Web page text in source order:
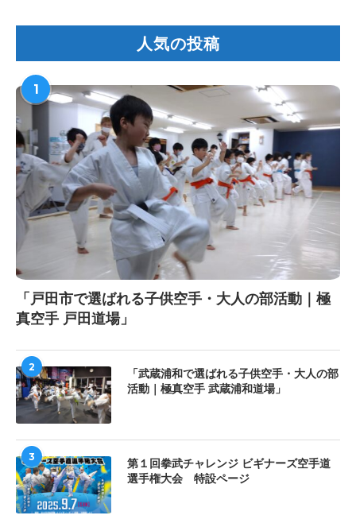
人気の投稿
1
「戸田市で選ばれる子供空手・大人の部活動｜極
真空手 戸田道場」
2
「武蔵浦和で選ばれる子供空手・大人の部
活動｜極真空手 武蔵浦和道場」
3
第１回拳武チャレンジ ビギナーズ空手道
選手権大会 特設ページ